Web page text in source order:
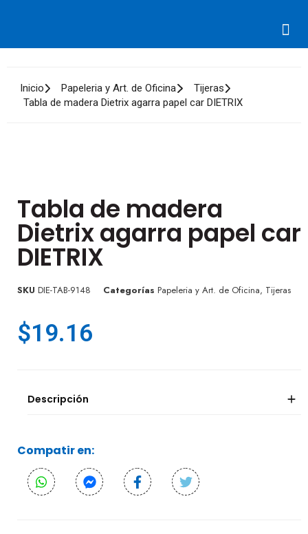
Inicio Papeleria y Art. de Oficina
Tijeras
Tabla de madera Dietrix agarra papel car DIETRIX
Tabla de madera
Dietrix agarra papel car
DIETRIX
SKU DIE-TAB-9148 Categorías Papeleria y Art. de Oficina, Tijeras
$19.16
Descripción
Compatir en: